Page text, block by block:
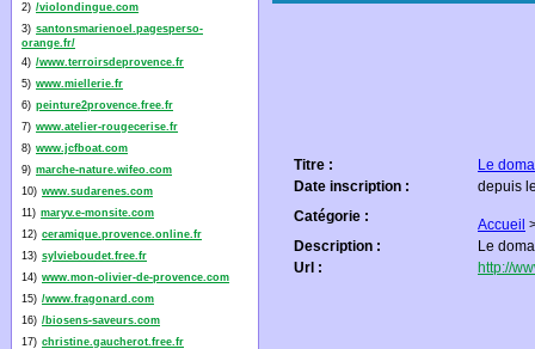
2) /violondingue.com
3) santonsmarienoel.pagesperso-
orange.fr/
4) /www.terroirsdeprovence.fr
5) www.miellerie.fr
6) peinture2provence.free.fr
7) www.atelier-rougecerise.fr
8) www.jcfboat.com
9) marche-nature.wifeo.com
10) www.sudarenes.com
11) maryv.e-monsite.com
12) ceramique.provence.online.fr
13) sylvieboudet.free.fr
14) www.mon-olivier-de-provence.com
15) /www.fragonard.com
16) /biosens-saveurs.com
17) christine.gaucherot.free.fr
Titre :
Le
Date inscription :
depuis
Catégorie :
Accueil
Description :
Le
Url :
http://